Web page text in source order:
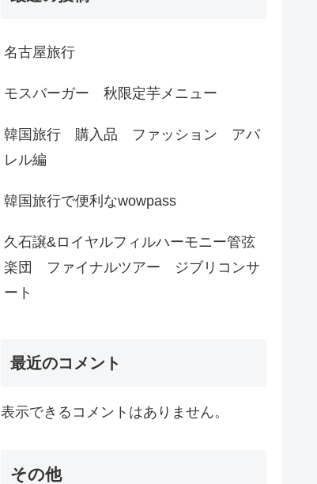
名古屋旅行
モスバーガー 秋限定芋メニュー
韓国旅行 購入品 ファッション アパ
レル編
韓国旅行で便利なwowpass
久石譲&ロイヤルフィルハーモニー管弦
楽団 ファイナルツアー ジブリコンサ
ート
最近のコメント
表示できるコメントはありません。
その他